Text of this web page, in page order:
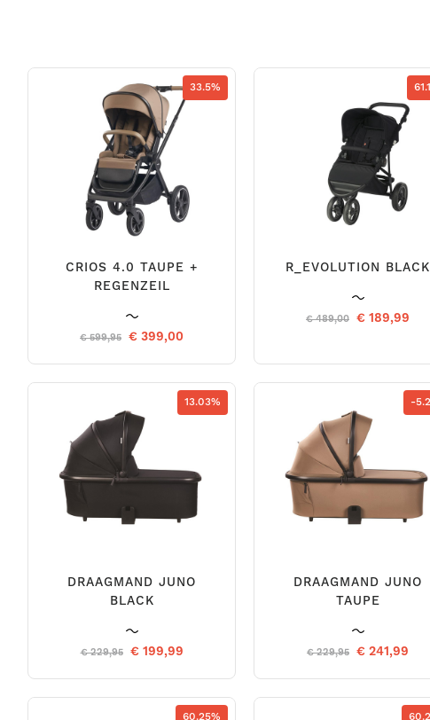
33.5%
CRIOS 4.0 TAUPE +
REGENZEIL
€ 599,95 € 399,00
R_EVOLUTION BLACK
€ 489,00 € 189,99
13.03%
DRAAGMAND JUNO
BLACK
€ 229,95 € 199,99
-
DRAAGMAND JUNO
TAUPE
€ 229,95 € 241,99
60.25%